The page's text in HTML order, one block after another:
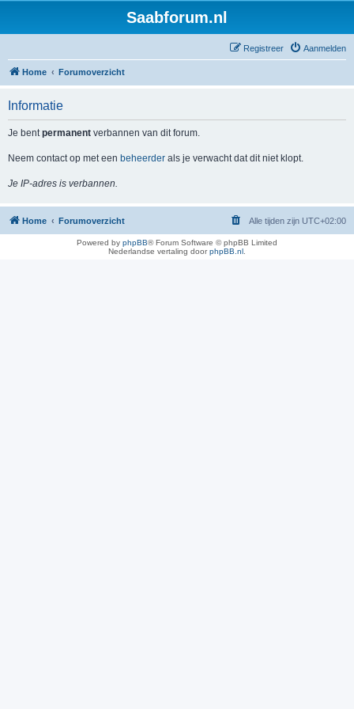
Saabforum.nl
Aanmelden
Registreer
Home Forumoverzicht
Informatie
Je bentpermanent verbannen van dit forum.
Neem contact op met een beheerder als je verwacht dat dit niet klopt.
Je IP-adres is verbannen.
Home Forumoverzicht Alle tijden zijn UTC+02:00
Powered by phpBB® Forum Software © phpBB Limited
Nederlandse vertaling doorphpBB.nl